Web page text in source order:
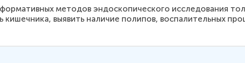
методов эндоскопического исследования
выявить наличие полипов, воспалительных